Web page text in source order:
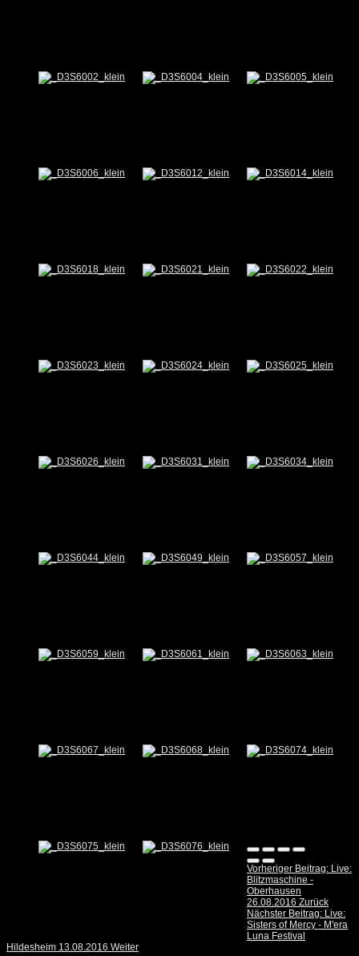
Vorheriger Beitrag: Live:
Blitzmaschine -
Oberhausen
26.08.2016 Zurück
Nächster Beitrag: Live:
Sisters of Mercy - M'era
Luna Festival
Hildesheim 13.08.2016 Weiter